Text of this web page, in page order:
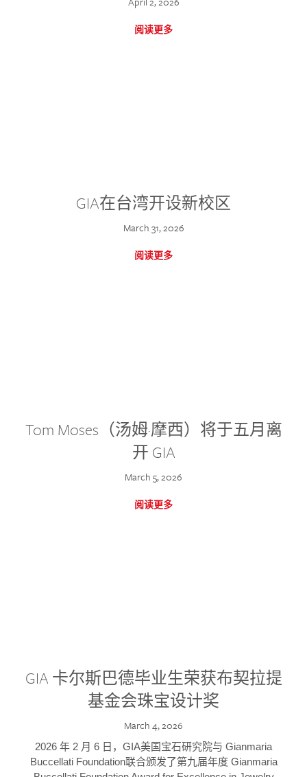
阅读更多
GIA在台湾开设新校区
March 31, 2026
阅读更多
Tom Moses（汤姆·摩西）将于五月离
开 GIA
March 5, 2026
阅读更多
GIA 卡尔斯巴德毕业生荣获布契拉提
基金会珠宝设计奖
March 4, 2026
2026 年 2 月 6 日，GIA美国宝石研究院与 Gianmaria
Buccellati Foundation联合颁发了第九届年度 Gianmaria